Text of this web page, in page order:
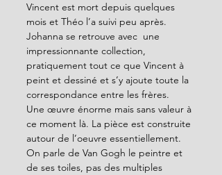
Vincent est mort depuis quelques
mois et Théo l’a suivi peu après.
Johanna se retrouve avec  une
impressionnante collection,
pratiquement tout ce que Vincent à
peint et dessiné et s’y ajoute toute la
correspondance entre les frères.
Une œuvre énorme mais sans valeur à
ce moment là. La pièce est construite
autour de l’oeuvre essentiellement.
On parle de Van Gogh le peintre et
de ses toiles, pas des multiples